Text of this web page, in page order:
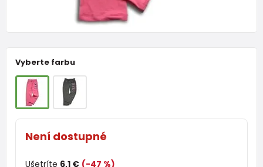
Vyberte farbu
Není dostupné
Ušetríte 6,1 € (-47 %)